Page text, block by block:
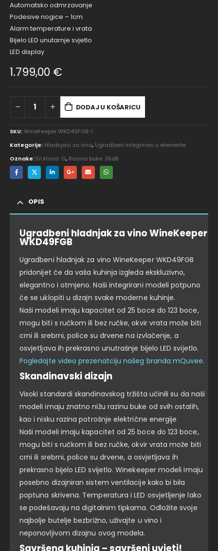
Automatsko odmrzavanje
Podesive nogice – 1cm
Alarm temperature i vrata
Bijelo LED unutarnje svjetlo
LED display
1.799,00 €
DODAJ U KOŠARICU
SKU:WineKeeper WKD49FGB-1
Kategorije: Hladnjaci za vino, Ugradbeni integrirani u elemente
Oznake: En.klasa: G, Razina buke: 35dB
OPIS
Ugradbeni hladnjak za vino WineKeeper
WKD49FGB
Ugradbeni hladnjak za vino WineKeeper WKD49FGB
pridonijet će da vaša kuhinja izgleda ekskluzivno,
elegantno i otmjeno. Naši integrirani modeli potpuno
će se uklopiti u dizajn svake moderne kuhinje.
Naši modeli imaju kapacitet od 25 boce do 123 boce,
mogu biti s ručkom ili bez ručke, okvir vrata može biti
crni ili srebrni, police su drvene na izvlačenje, a
osvjetljava ih prekrasno unutrašnje bijelo LED svijetlo.
Pogledajte video prezenatciju našeg branda mQuvee.
Skandinavski dizajn
Visoki standardi skandinavskog tržišta učinili su da naši
modeli imaju znatno nižu razinu buke od svih ostalih,
kao i nisku razina potrošnje električne energije
Naši modeli imaju kapacitet od 25 boce do 123 boce,
mogu biti s ručkom ili bez ručke, okvir vrata može biti
crni ili srebrni, police su drvene, a osvjetljava ih
prekrasno bijelo LED svijetlo. Winekeeper modeli imaju
posebno dizajniran sistem ventilacije kako bi bila
poptuna skrivena. Temperatura i LED osvjetljenje lako
se podešavaju na digitalnim tipkama. Odložite svoje
najbolje butelje bezbrižno, uživajte u vino i
neponovljivom dizajnu ovog modela.
Savršena kuhinja – savršeni uvjeti!